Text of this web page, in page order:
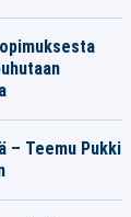
– Teemu Pukki